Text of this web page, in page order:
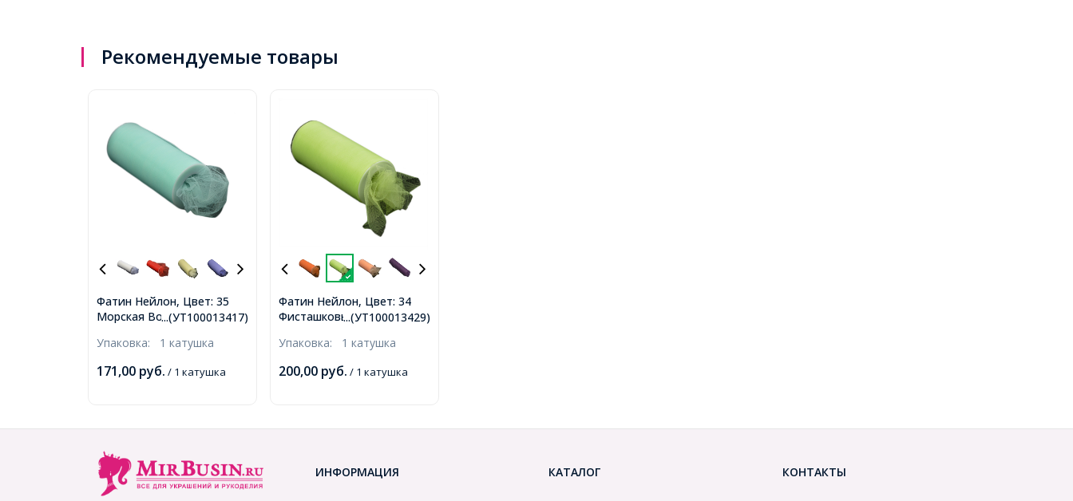
Рекомендуемые товары
...(УТ100013417)
Фатин Нейлон, Цвет: 35
Морская Волна, Ширина
(УТ100013417)
Упаковка: 1 катушка
171,00 руб. / 1 катушка
...(УТ100013429)
Фатин Нейлон, Цвет: 34
Фисташковый, Ширина
(УТ100013429)
Упаковка: 1 катушка
200,00 руб. / 1 катушка
ИНФОРМАЦИЯ КАТАЛОГ КОНТАКТЫ